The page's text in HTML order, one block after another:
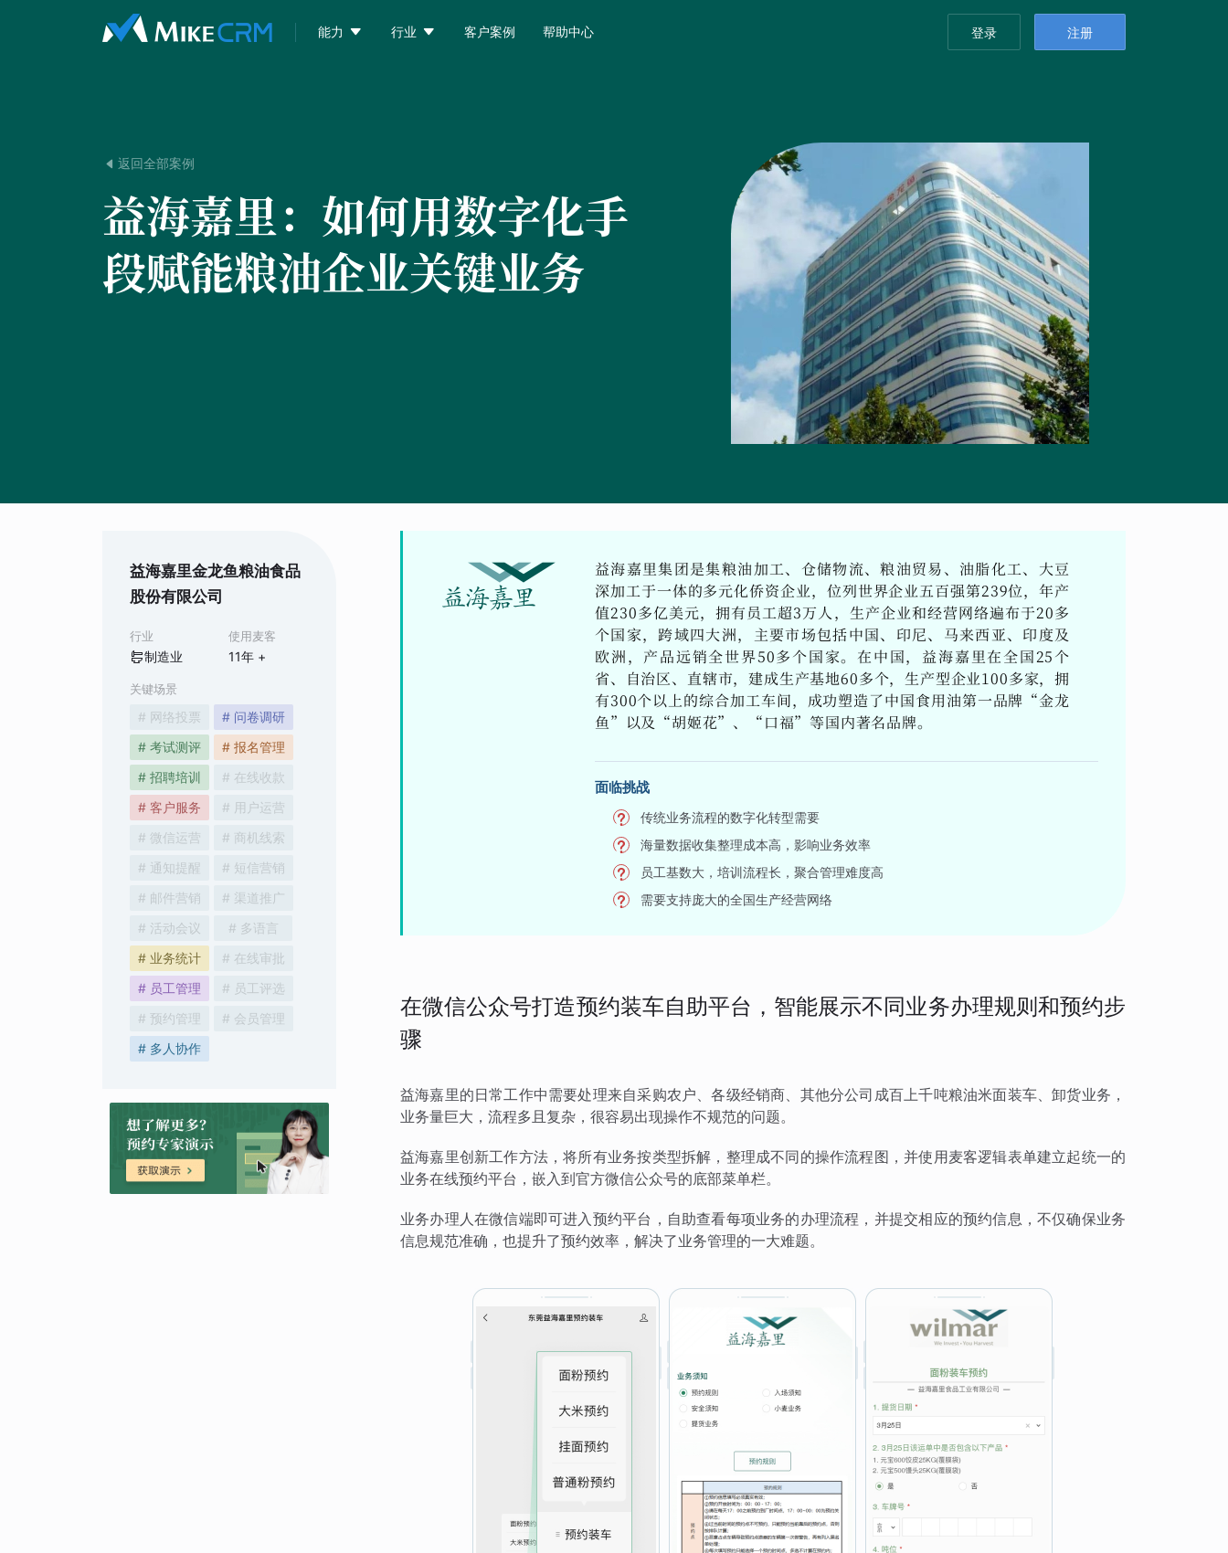
能力  行业  客户案例 帮助中心 登录 注册
 返回全部案例
益海嘉里： 如何用数字化手
段赋能粮油企业关键业务
益海嘉里金龙鱼粮油食品
股份有限公司
行业
制造业
使用麦客
11年 +
关键场景
# 网络投票
# 问卷调研
# 考试测评
# 报名管理
# 招聘培训
# 在线收款
# 客户服务
# 用户运营
# 微信运营
# 商机线索
# 通知提醒
# 短信营销
# 邮件营销
# 渠道推广
# 活动会议
# 多语言
# 业务统计
# 在线审批
# 员工管理
# 员工评选
# 预约管理
# 会员管理
# 多人协作
益海嘉里集团是集粮油加工、仓储物流、粮油贸易、油脂化工、大豆
深加工于一体的多元化侨资企业，位列世界企业五百强第239位，年产
值230多亿美元，拥有员工超3万人，生产企业和经营网络遍布于20多
个国家，跨域四大洲，主要市场包括中国、印尼、马来西亚、印度及
欧洲，产品远销全世界50多个国家。在中国，益海嘉里在全国25个
省、自治区、直辖市，建成生产基地60多个，生产型企业100多家，拥
有300个以上的综合加工车间，成功塑造了中国食用油第一品牌“金龙
鱼”以及“胡姬花”、“口福”等国内著名品牌。
面临挑战
传统业务流程的数字化转型需要
海量数据收集整理成本高，影响业务效率
员工基数大，培训流程长，聚合管理难度高
需要支持庞大的全国生产经营网络
在微信公众号打造预约装车自助平台，智能展示不同业务办理规则和预约步
骤
益海嘉里的日常工作中需要处理来自采购农户、各级经销商、其他分公司成百上千吨粮油米面装车、卸货业务，
业务量巨大，流程多且复杂，很容易出现操作不规范的问题。
益海嘉里创新工作方法，将所有业务按类型拆解，整理成不同的操作流程图，并使用麦客逻辑表单建立起统一的
业务在线预约平台，嵌入到官方微信公众号的底部菜单栏。
业务办理人在微信端即可进入预约平台，自助查看每项业务的办理流程，并提交相应的预约信息，不仅确保业务
信息规范准确，也提升了预约效率，解决了业务管理的一大难题。